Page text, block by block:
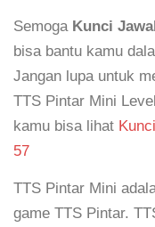
Semoga Kunci
bisa bantu kamu
Jangan lupa untuk
TTS Pintar Mini
kamu bisa lihat
57
TTS Pintar Mini
game TTS Pintar.